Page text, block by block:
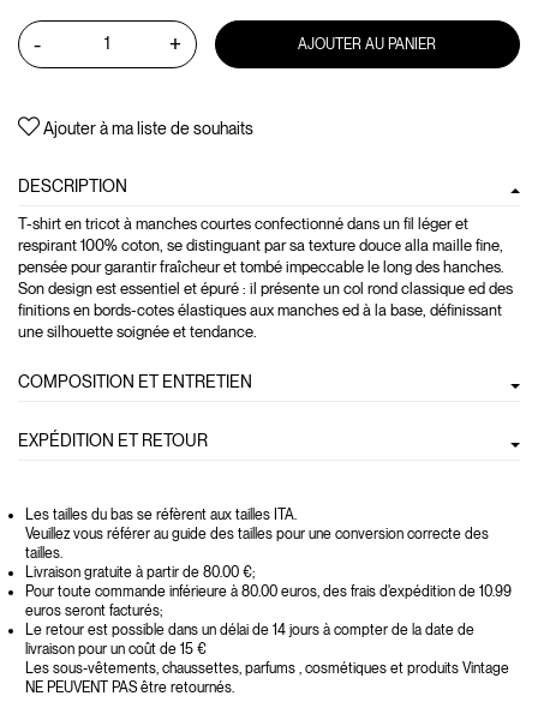
- + AJOUTER AU PANIER
Ajouter à ma liste de souhaits
DESCRIPTION
T-shirt en tricot à manches courtes confectionné dans un fil léger et
respirant 100% coton, se distinguant par sa texture douce alla maille fine,
pensée pour garantir fraîcheur et tombé impeccable le long des hanches.
Son design est essentiel et épuré : il présente un col rond classique ed des
finitions en bords-cotes élastiques aux manches ed à la base, définissant
une silhouette soignée et tendance.
COMPOSITION ET ENTRETIEN
EXPÉDITION ET RETOUR
Les tailles du bas se réfèrent aux tailles ITA.
Veuillez vous référer au guide des tailles pour une conversion correcte des
tailles.
Livraison gratuite à partir de 80.00 €;
Pour toute commande inférieure à 80.00 euros, des frais d'expédition de 10.99
euros seront facturés;
Le retour est possible dans un délai de 14 jours à compter de la date de
livraison pour un coût de 15 €
Les sous-vêtements, chaussettes, parfums , cosmétiques et produits Vintage
NE PEUVENT PAS être retournés.